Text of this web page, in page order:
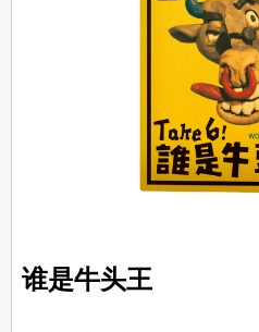
谁是牛头王